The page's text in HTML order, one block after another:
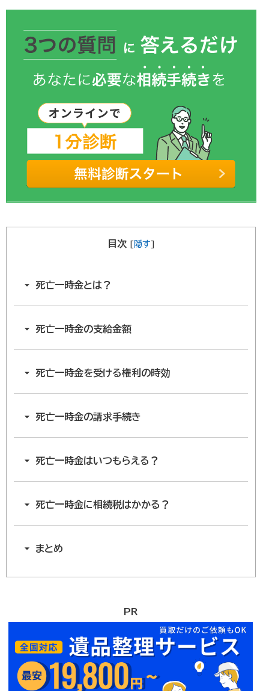
目次 [ 隠す]
死亡一時金とは？
死亡一時金の支給金額
死亡一時金を受ける権利の時効
死亡一時金の請求手続き
死亡一時金はいつもらえる？
死亡一時金に相続税はかかる？
まとめ
PR